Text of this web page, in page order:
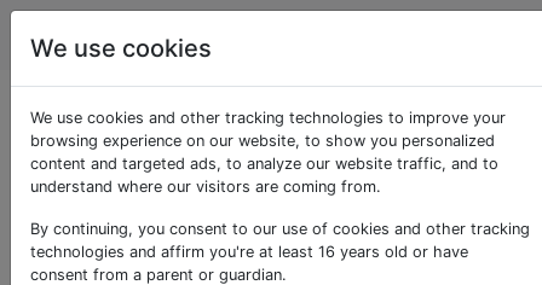
Kochen
Was ist der weiße
Staub auf roten
Trauben?
We use cookies
We use cookies and other tracking technologies to improve your
browsing experience on our website, to show you personalized
content and targeted ads, to analyze our website traffic, and to
understand where our visitors are coming from.
By continuing, you consent to our use of cookies and other tracking
technologies and affirm you're at least 16 years old or have
consent from a parent or guardian.